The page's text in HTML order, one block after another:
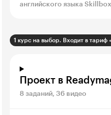
английского языка Skillbox
1 курс на выбор. Входит в тариф
Проект в
8 заданий, 36 видео